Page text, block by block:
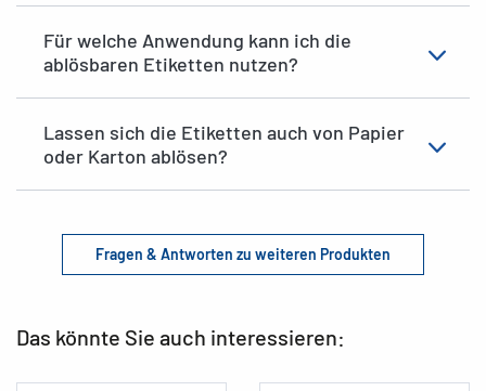
Für welche Anwendung kann ich die
ablösbaren Etiketten nutzen?
Lassen sich die Etiketten auch von Papier
oder Karton ablösen?
Fragen & Antworten zu weiteren Produkten
Das könnte Sie auch interessieren: